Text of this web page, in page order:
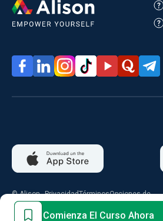
Comienza El Curso Ahora
© Alison
2026
PrivacidadTérminosOpciones de